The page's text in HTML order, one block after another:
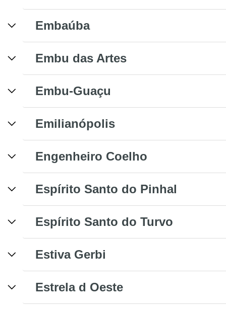
Embaúba
Embu das Artes
Embu-Guaçu
Emilianópolis
Engenheiro Coelho
Espírito Santo do Pinhal
Espírito Santo do Turvo
Estiva Gerbi
Estrela d Oeste